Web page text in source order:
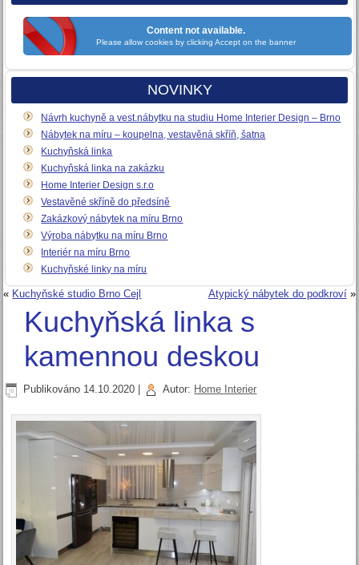
Content not available.
Please allow cookies by clicking Accept on the banner
NOVINKY
Návrh kuchyně a vest.nábytku na studiu Home Interier Design – Brno
Nábytek na míru – koupelna, vestavěná skříň, šatna
Kuchyňská linka
Kuchyňská linka na zakázku
Home Interier Design s.r.o
Vestavěné skříně do předsíně
Zakázkový nábytek na míru Brno
Výroba nábytku na míru Brno
Interiér na míru Brno
Kuchyňské linky na míru
« Kuchyňské studio Brno Cejl Atypický nábytek do podkroví»
Kuchyňská linka s
kamennou deskou
Publikováno 14.10.2020 Autor: Home Interier